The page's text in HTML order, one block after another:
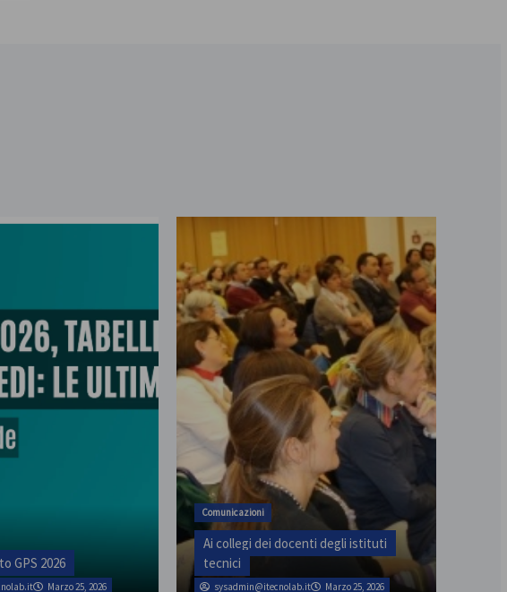
Venezia, assemblea provinciale il 31
GPS 2026
Marzo 25, 2026
Comunicazioni
Ai collegi dei docenti degli istituti
tecnici
sysadmin@itecnolab.it Marzo 25, 2026